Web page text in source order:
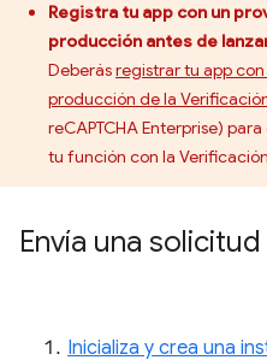
Registra tu app con un
producción antes de
Deberásregistrar tu app
producción de la
reCAPTCHA Enterprise)
tu función con la
Envía una
Inicializa y crea una